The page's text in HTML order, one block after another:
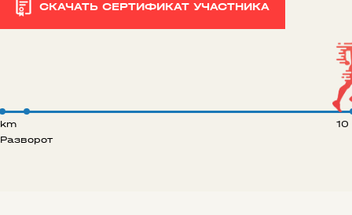
СКАЧАТЬ СЕРТИФИКАТ УЧАСТНИКА
Разворот
10